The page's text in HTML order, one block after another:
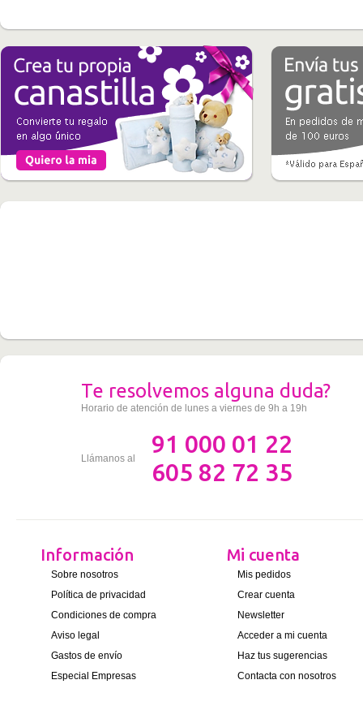
Te resolvemos alguna duda?
Horario de atención de lunes a viernes de 9h a 19h
Llámanos al
91 000 01 22
605 82 72 35
Información
Sobre nosotros
Política de privacidad
Condiciones de compra
Aviso legal
Gastos de envío
Especial Empresas
Mi cuenta
Mis pedidos
Crear cuenta
Newsletter
Acceder a mi cuenta
Haz tus sugerencias
Contacta con nosotros